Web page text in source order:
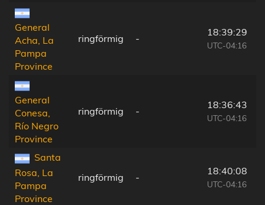
General
Acha, La
Pampa
Province
ringförmig -
18:39:29
UTC-04:16
General
Conesa,
Río Negro
Province
ringförmig -
18:36:43
UTC-04:16
Santa
Rosa, La
Pampa
Province
ringförmig -
18:40:08
UTC-04:16